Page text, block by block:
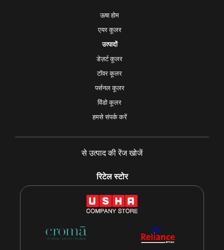
ऊषा होम
एयर कूलर
उत्पादों
डेज़र्ट कूलर
टॉवर कूलर
पर्सनल कूलर
विंडो कूलर
हमसे संपर्क करें
से उत्पाद की रेंज खोजें
रिटेल स्टोर